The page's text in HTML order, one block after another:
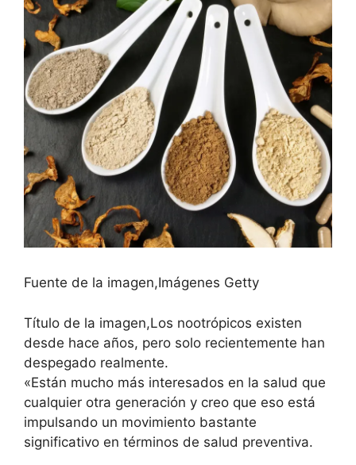
Fuente de la imagen,Imágenes Getty
Título de la imagen,Los nootrópicos existen
desde hace años, pero solo recientemente han
despegado realmente.
«Están mucho más interesados ​​en la salud que
cualquier otra generación y creo que eso está
impulsando un movimiento bastante
significativo en términos de salud preventiva.